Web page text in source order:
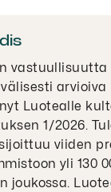
vastuullisuutta
arvioiva
Luotealle
1/2026.
viiden
yli 130
joukossa.